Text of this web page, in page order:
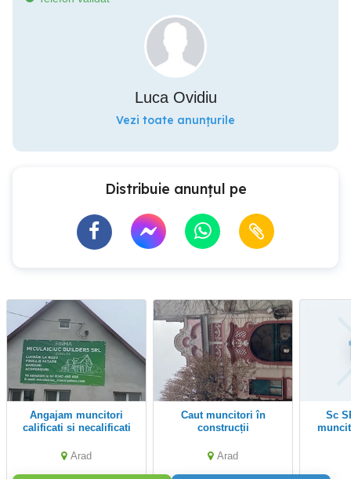
Luca Ovidiu
Vezi toate anunțurile
Distribuie anunțul pe
angajam muncitori
calificati si necalificati
Arad
Caut muncitori în
construcții
Arad
Sc SRL angajeaza